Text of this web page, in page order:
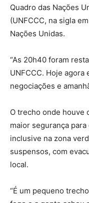
Quadro das Nações
(UNFCCC, na sigla
Nações Unidas.
“As 20h40 foram
UNFCCC. Hoje agora
negociações e
O trecho onde houve
maior segurança
inclusive na zona
suspensos, com
local.
“É um pequeno